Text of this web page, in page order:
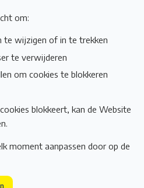
om:
te wijzigen of in te trekken
te verwijderen
om cookies te blokkeren
blokkeert, kan de Website
moment aanpassen door op de